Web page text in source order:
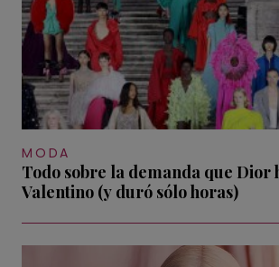
MODA
Todo sobre la demanda que Dior
Valentino (y duró sólo horas)